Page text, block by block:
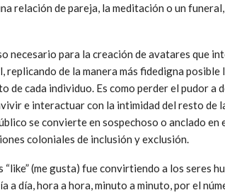
relación de pareja, la meditación o un
necesario para la creación de avatares que
replicando de la manera más fidedigna posible
de cada individuo. Es como perder el pudor a
e interactuar con la intimidad del resto de
se convierte en sospechoso o anclado
coloniales de inclusión y exclusión.
“like” (me gusta) fue convirtiendo a los seres
a día, hora a hora, minuto a minuto, por el